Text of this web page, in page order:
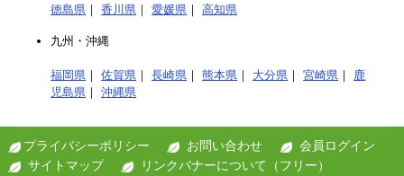
徳島県 ｜香川県 ｜愛媛県 ｜高知県
九州・沖縄
福岡県 ｜佐賀県 ｜長崎県 ｜熊本県 ｜ 大分県 ｜宮崎県 ｜
鹿
児島県 ｜沖縄県
プライバシーポリシー お問い合わせ
会員ログイン
サイトマップ
リンクバナーについて（フリー）